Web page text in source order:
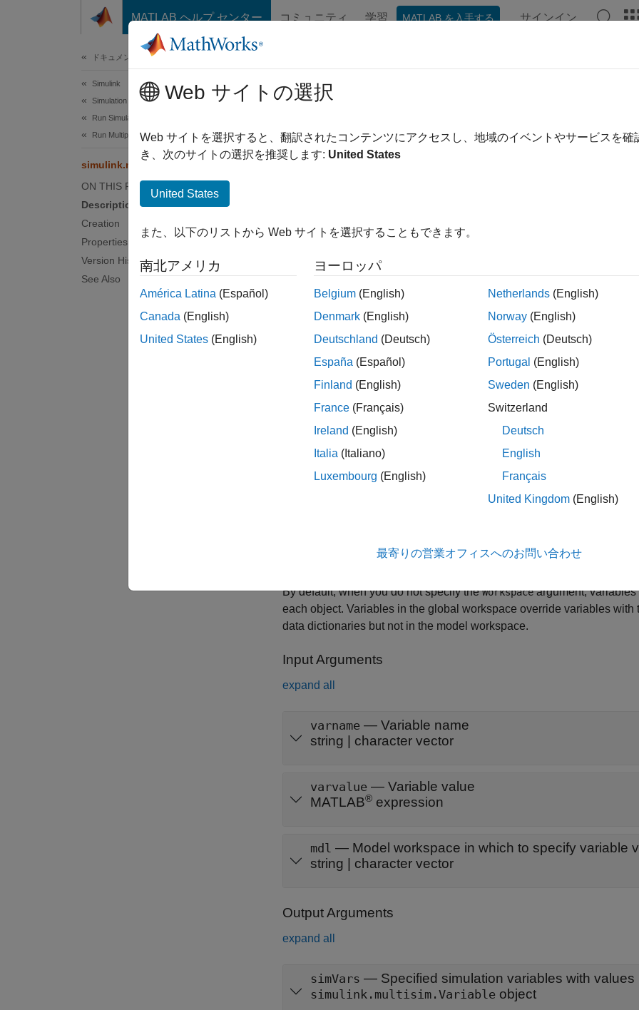
コンテンツへスキップ
MATLAB ヘルプ センター コミュニティ 学習 MATLAB を入手する サインイン
ドキュメンテーションのホーム
Simulink
Simulation
Run Simulations
Run Multiple Simulations
simulink.multisim.Variable
ON THIS PAGE
Description
Creation
Properties
Version History
See Also
simulink.multisim.Variable
Specify a range of values for model variables
Since R2024a
object represents a design
large scale. With thesimulink.multisim.Variable
object, you can
Creation
Syntax
simVars = simulink.multisim.Variable(varname,varvalue)
simVars =
Description
simVars= simulink.multisim.Variable( varname,varvalue sets the
variables in the base workspace or data dictionaries. The variable
in the base workspace or data dictionary during simulation and are
model workspace of the modelmdl
By default, when you do not specify theWorkspaceargument, variables
each object. Variables in the global workspace override variables
data dictionaries but not in the model workspace.
Input Arguments
expand all
varname — Variable name
string
character vector
varvalue — Variable value
MATLAB® expression
mdl — Model workspace in which to specify variable
string
character vector
Output Arguments
expand all
simVars — Specified simulation variables with values
simulink.multisim.Variable object
Web サイトの選択
Web サイトを選択すると、翻訳されたコンテンツにアクセスし、地域のイベントやサービスを
き、次のサイトの選択を推奨します: United States
United States
また、以下のリストから Web サイトを選択することもできます。
南北アメリカ
América Latina (Español)
Canada (English)
United States (English)
ヨーロッパ
Belgium (English)
Denmark (English)
Deutschland (Deutsch)
España (Español)
Finland (English)
France (Français)
Ireland (English)
Italia (Italiano)
Luxembourg (English)
Netherlands (English)
Norway (English)
Österreich (Deutsch)
Portugal (English)
Sweden (English)
Switzerland
Deutsch
English
Français
United Kingdom (English)
最寄りの営業オフィスへのお問い合わせ